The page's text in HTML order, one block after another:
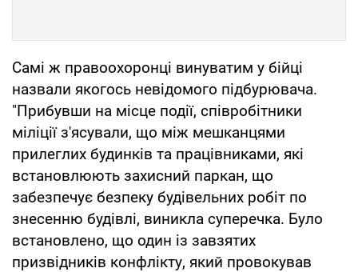
Самі ж правоохоронці винуватим у бійці
назвали якогось невідомого підбурювача.
"Прибувши на місце події, співробітники
міліції з'ясували, що між мешканцями
прилеглих будинків та працівниками, які
встановлюють захисний паркан, що
забезпечує безпеку будівельних робіт по
знесенню будівлі, виникла суперечка. Було
встановлено, що один із завзятих
призвідників конфлікту, який провокував